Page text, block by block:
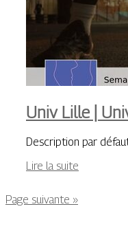
Univ Lille |
Description par
Lire la suite
Page suivante »